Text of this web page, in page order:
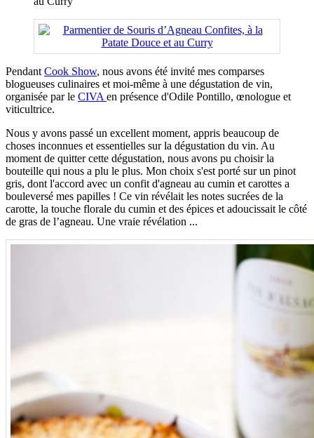
Pendant Cook Show, nous avons été invité mes comparses
blogueuses culinaires et moi-même à une dégustation de vin,
organisée par le CIVA en présence d'Odile Pontillo, œnologue et
viticultrice.
Nous y avons passé un excellent moment, appris beaucoup de
choses inconnues et essentielles sur la dégustation du vin. Au
moment de quitter cette dégustation, nous avons pu choisir la
bouteille qui nous a plu le plus. Mon choix s'est porté sur un pinot
gris, dont l'accord avec un confit d'agneau au cumin et carottes a
bouleversé mes papilles ! Ce vin révélait les notes sucrées de la
carotte, la touche florale du cumin et des épices et adoucissait le côté
de gras de l’agneau. Une vraie révélation ...